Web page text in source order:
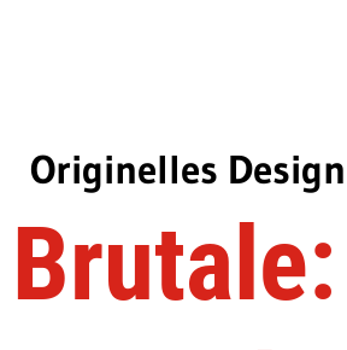
Originelles